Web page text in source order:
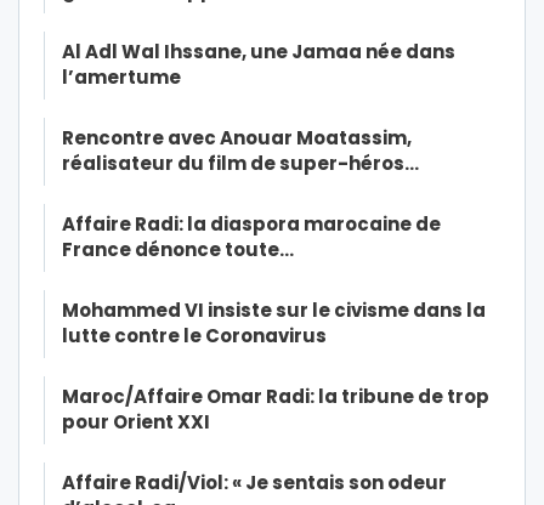
Al Adl Wal Ihssane, une Jamaa née dans
l’amertume
Rencontre avec Anouar Moatassim,
réalisateur du film de super-héros…
Affaire Radi: la diaspora marocaine de
France dénonce toute…
Mohammed VI insiste sur le civisme dans la
lutte contre le Coronavirus
Maroc/Affaire Omar Radi: la tribune de trop
pour Orient XXI
Affaire Radi/Viol: « Je sentais son odeur